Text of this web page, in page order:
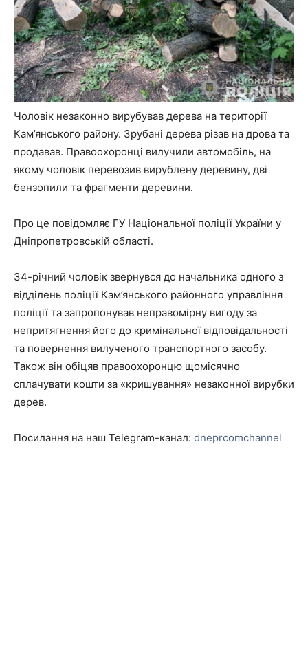
Чоловік незаконно вирубував дерева на території
Кам’янського району. Зрубані дерева різав на дрова та
продавав. Правоохоронці вилучили автомобіль, на
якому чоловік перевозив вирублену деревину, дві
бензопили та фрагменти деревини.
Про це повідомляє ГУ Національної поліції України у
Дніпропетровській області.
34-річний чоловік звернувся до начальника одного з
відділень поліції Кам’янського районного управління
поліції та запропонував неправомірну вигоду за
непритягнення його до кримінальної відповідальності
та повернення вилученого транспортного засобу.
Також він обіцяв правоохоронцю щомісячно
сплачувати кошти за «кришування» незаконної вирубки
дерев.
Посилання на наш Telegram-канал: dneprcomchannel